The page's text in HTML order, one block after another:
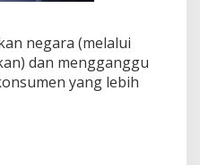
negara (melalui
dan mengganggu
yang lebih